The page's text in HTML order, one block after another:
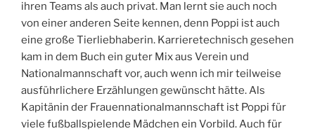
ihren Teams als auch privat. Man lernt sie auch noch
von einer anderen Seite kennen, denn Poppi ist auch
eine große Tierliebhaberin. Karrieretechnisch gesehen
kam in dem Buch ein guter Mix aus Verein und
Nationalmannschaft vor, auch wenn ich mir teilweise
ausführlichere Erzählungen gewünscht hätte. Als
Kapitänin der Frauennationalmannschaft ist Poppi für
viele fußballspielende Mädchen ein Vorbild. Auch für